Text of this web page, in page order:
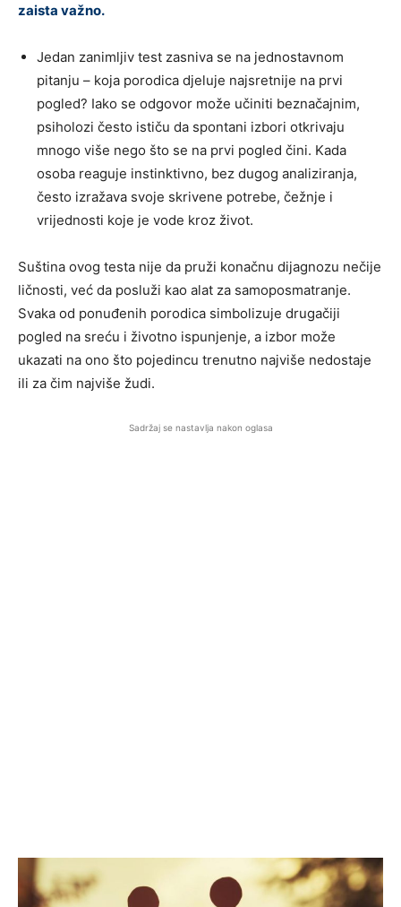
zaista važno.
Jedan zanimljiv test zasniva se na jednostavnom
pitanju – koja porodica djeluje najsretnije na prvi
pogled? Iako se odgovor može učiniti beznačajnim,
psiholozi često ističu da spontani izbori otkrivaju
mnogo više nego što se na prvi pogled čini. Kada
osoba reaguje instinktivno, bez dugog analiziranja,
često izražava svoje skrivene potrebe, čežnje i
vrijednosti koje je vode kroz život.
Suština ovog testa nije da pruži konačnu dijagnozu nečije
ličnosti, već da posluži kao alat za samoposmatranje.
Svaka od ponuđenih porodica simbolizuje drugačiji
pogled na sreću i životno ispunjenje, a izbor može
ukazati na ono što pojedincu trenutno najviše nedostaje
ili za čim najviše žudi.
Sadržaj se nastavlja nakon oglasa